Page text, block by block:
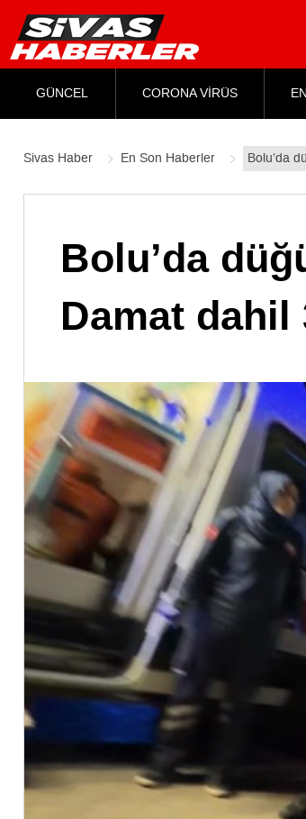
GÜNCEL CORONA VİRÜS
Sivas Haber En Son Haberler Bolu’da
Bolu’da
Damat dahil